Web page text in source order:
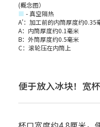
(概念图）
■ - 真空隔热
A'：加工前的内筒厚度约0.35
A：内筒厚度约0.1毫米
B：外筒厚度约0.5毫米
C：滚轮压在内筒上
便于放入冰块！宽